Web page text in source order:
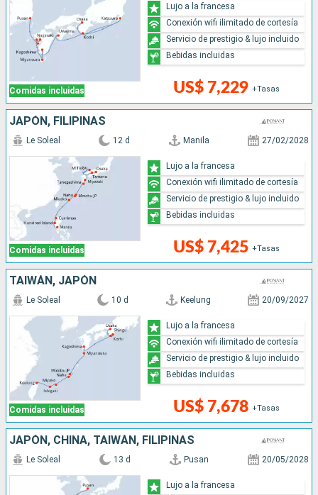
Comidas incluidas US$ 7,229 +Tasas
Lujo a la francesa
Conexión wifi ilimitado de cortesía
Servicio de prestigio & lujo incluido
Bebidas incluidas
JAPÓN, FILIPINAS
Comidas incluidas
Le Soleal 12 d Manila 27/02/2028
US$ 7,425 +Tasas
Lujo a la francesa
Conexión wifi ilimitado de cortesía
Servicio de prestigio & lujo incluido
Bebidas incluidas
TAIWÁN, JAPÓN
Comidas incluidas
Le Soleal 10 d Keelung 20/09/2027
US$ 7,678 +Tasas
Lujo a la francesa
Conexión wifi ilimitado de cortesía
Servicio de prestigio & lujo incluido
Bebidas incluidas
JAPÓN, CHINA, TAIWÁN, FILIPINAS
Le Soleal 13 d Pusan 20/05/2028
Lujo a la francesa